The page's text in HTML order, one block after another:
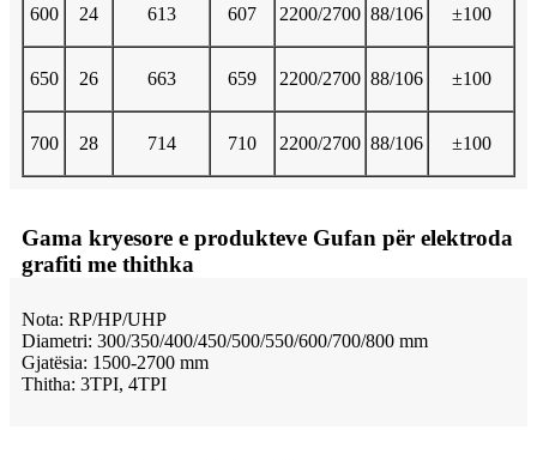
600 24 613 607 2200/2700 88/106 ±100
650 26 663 659 2200/2700 88/106 ±100
700 28 714 710 2200/2700 88/106 ±100
Gama kryesore e produkteve Gufan për elektroda
grafiti me thithka
Nota: RP/HP/UHP
Diametri: 300/350/400/450/500/550/600/700/800 mm
Gjatësia: 1500-2700 mm
Thitha: 3TPI, 4TPI